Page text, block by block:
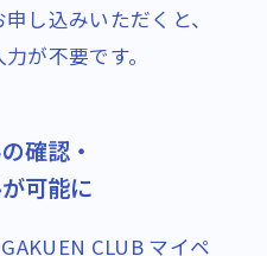
し込みいただくと、
が不要です。
確認・
可能に
CLUB マイペ